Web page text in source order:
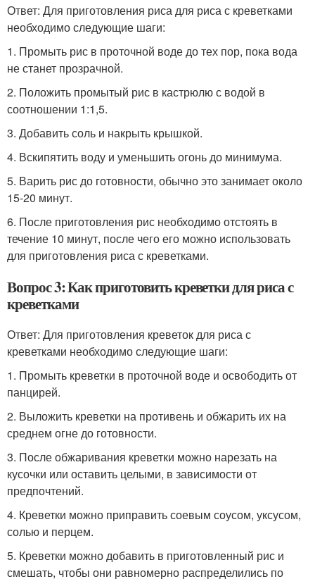
Ответ: Для приготовления риса для риса с креветками
необходимо следующие шаги:
1. Промыть рис в проточной воде до тех пор, пока вода
не станет прозрачной.
2. Положить промытый рис в кастрюлю с водой в
соотношении 1:1,5.
3. Добавить соль и накрыть крышкой.
4. Вскипятить воду и уменьшить огонь до минимума.
5. Варить рис до готовности, обычно это занимает около
15-20 минут.
6. После приготовления рис необходимо отстоять в
течение 10 минут, после чего его можно использовать
для приготовления риса с креветками.
Вопрос 3: Как приготовить креветки для риса с
креветками
Ответ: Для приготовления креветок для риса с
креветками необходимо следующие шаги:
1. Промыть креветки в проточной воде и освободить от
панцирей.
2. Выложить креветки на противень и обжарить их на
среднем огне до готовности.
3. После обжаривания креветки можно нарезать на
кусочки или оставить целыми, в зависимости от
предпочтений.
4. Креветки можно приправить соевым соусом, уксусом,
солью и перцем.
5. Креветки можно добавить в приготовленный рис и
смешать, чтобы они равномерно распределились по